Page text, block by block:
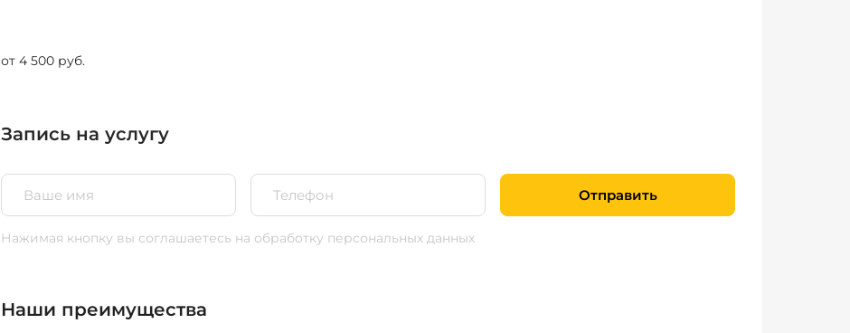
от 4 500 руб.
Запись на услугу
Отправить
Нажимая кнопку вы соглашаетесь на обработку персональных данных
Наши преимущества